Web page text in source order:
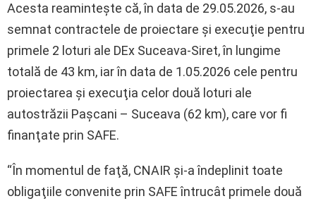
Acesta reaminteşte că, în data de 29.05.2026, s-au
semnat contractele de proiectare şi execuţie pentru
primele 2 loturi ale DEx Suceava-Siret, în lungime
totală de 43 km, iar în data de 1.05.2026 cele pentru
proiectarea şi execuţia celor două loturi ale
autostrăzii Paşcani – Suceava (62 km), care vor fi
finanţate prin SAFE.
“În momentul de faţă, CNAIR şi-a îndeplinit toate
obligaţiile convenite prin SAFE întrucât primele două